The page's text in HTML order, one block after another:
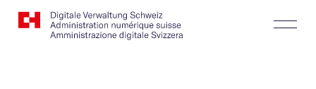
Website
Logo